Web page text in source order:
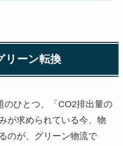
リーン転換
のひとつ、「CO2排出量の
が求められている今、物
のが、グリーン物流で